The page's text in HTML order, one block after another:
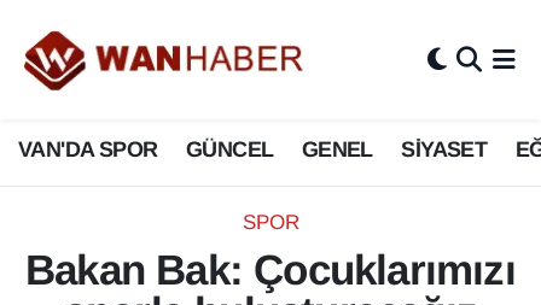
VAN'DA SPOR GÜNCEL GENEL SİYASET
SPOR
Bakan Bak: Çocuklarımızı
3.SAYFA
ASAYİŞ
BİLİM VE TEKNOLOJİ
Biyografi
Van Nöbetçi Eczaneler
Van Hava Durumu
Van Namaz Vakitleri
Van Trafik Yoğunluk Haritası